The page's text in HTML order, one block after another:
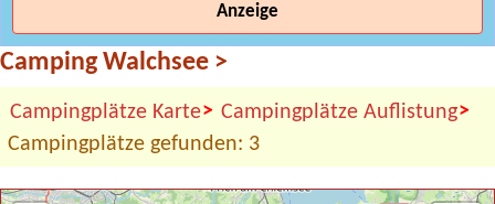
Anzeige
Camping Walchsee >
Campingplätze Karte> Campingplätze Auflistung>
Campingplätze gefunden: 3